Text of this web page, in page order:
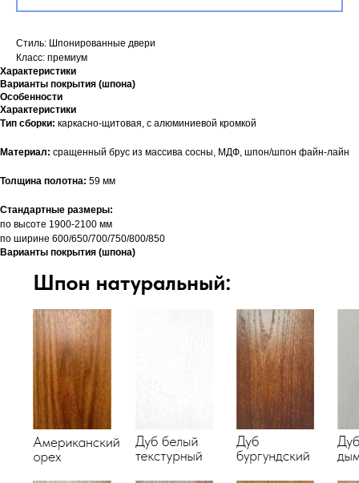
Стиль: Шпонированные двери
Класс: премиум
Характеристики
Варианты покрытия (шпона)
Особенности
Характеристики
Тип сборки: каркасно-щитовая, с алюминиевой кромкой
Материал: сращенный брус из массива сосны, МДФ, шпон/шпон файн-лайн
Толщина полотна: 59 мм
Стандартные размеры:
по высоте 1900-2100 мм
по ширине 600/650/700/750/800/850
Варианты покрытия (шпона)